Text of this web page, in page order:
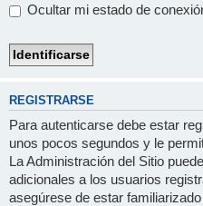
Ocultar mi estado de
REGISTRARSE
Para autenticarse debe estar
unos pocos segundos y le
La Administración del Sitio
adicionales a los usuarios
asegúrese de estar